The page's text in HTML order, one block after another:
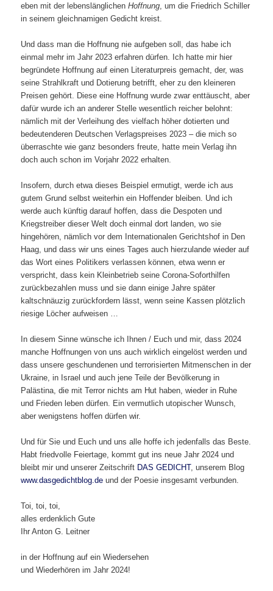
eben mit der lebenslänglichenHoffnung , um die Friedrich Schiller
in seinem gleichnamigen Gedicht kreist.
Und dass man die Hoffnung nie aufgeben soll, das habe ich
einmal mehr im Jahr 2023 erfahren dürfen. Ich hatte mir hier
begründete Hoffnung auf einen Literaturpreis gemacht, der, was
seine Strahlkraft und Dotierung betrifft, eher zu den kleineren
Preisen gehört. Diese eine Hoffnung wurde zwar enttäuscht, aber
dafür wurde ich an anderer Stelle wesentlich reicher belohnt:
nämlich mit der Verleihung des vielfach höher dotierten und
bedeutenderen Deutschen Verlagspreises 2023 – die mich so
überraschte wie ganz besonders freute, hatte mein Verlag ihn
doch auch schon im Vorjahr 2022 erhalten.
Insofern, durch etwa dieses Beispiel ermutigt, werde ich aus
gutem Grund selbst weiterhin ein Hoffender bleiben. Und ich
werde auch künftig darauf hoffen, dass die Despoten und
Kriegstreiber dieser Welt doch einmal dort landen, wo sie
hingehören, nämlich vor dem Internationalen Gerichtshof in Den
Haag, und dass wir uns eines Tages auch hierzulande wieder auf
das Wort eines Politikers verlassen können, etwa wenn er
verspricht, dass kein Kleinbetrieb seine Corona-Soforthilfen
zurückbezahlen muss und sie dann einige Jahre später
kaltschnäuzig zurückfordern lässt, wenn seine Kassen plötzlich
riesige Löcher aufweisen …
In diesem Sinne wünsche ich Ihnen / Euch und mir, dass 2024
manche Hoffnungen von uns auch wirklich eingelöst werden und
dass unsere geschundenen und terrorisierten Mitmenschen in der
Ukraine, in Israel und auch jene Teile der Bevölkerung in
Palästina, die mit Terror nichts am Hut haben, wieder in Ruhe
und Frieden leben dürfen. Ein vermutlich utopischer Wunsch,
aber wenigstens hoffen dürfen wir.
Und für Sie und Euch und uns alle hoffe ich jedenfalls das Beste.
Habt friedvolle Feiertage, kommt gut ins neue Jahr 2024 und
bleibt mir und unserer Zeitschrift DAS GEDICHT, unserem Blog
www.dasgedichtblog.de und der Poesie insgesamt verbunden.
Toi, toi, toi,
alles erdenklich Gute
Ihr Anton G. Leitner
in der Hoffnung auf ein Wiedersehen
und Wiederhören im Jahr 2024!